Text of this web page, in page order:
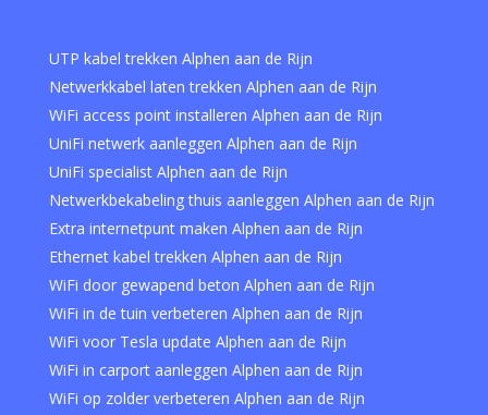
UTP kabel trekken Alphen aan de Rijn
Netwerkkabel laten trekken Alphen aan de Rijn
WiFi access point installeren Alphen aan de Rijn
UniFi netwerk aanleggen Alphen aan de Rijn
UniFi specialist Alphen aan de Rijn
Netwerkbekabeling thuis aanleggen Alphen aan de Rijn
Extra internetpunt maken Alphen aan de Rijn
Ethernet kabel trekken Alphen aan de Rijn
WiFi door gewapend beton Alphen aan de Rijn
WiFi in de tuin verbeteren Alphen aan de Rijn
WiFi voor Tesla update Alphen aan de Rijn
WiFi in carport aanleggen Alphen aan de Rijn
WiFi op zolder verbeteren Alphen aan de Rijn